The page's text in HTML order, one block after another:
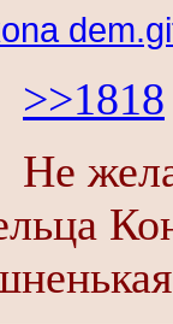
>>1818
Не